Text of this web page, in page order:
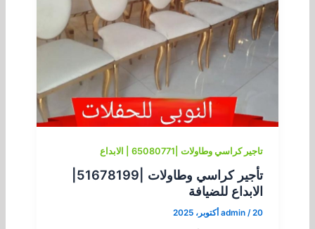
تاجير كراسي وطاولات |65080771 | الابداع
الابداع للضيافة
admin /20 أكتوبر، 2025